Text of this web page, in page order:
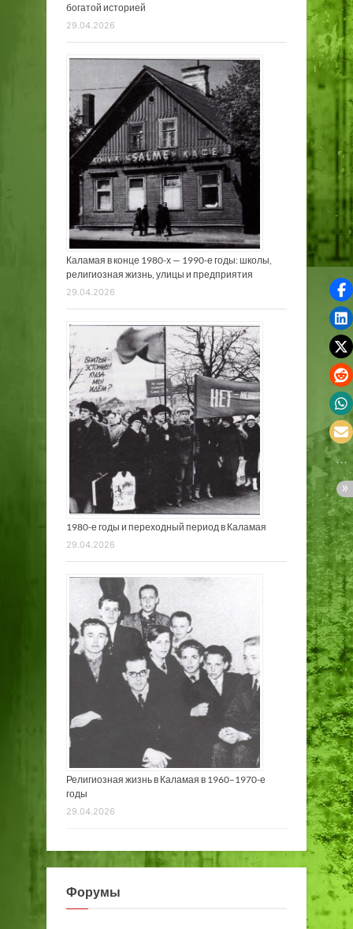
богатой историей
29.04.2026
Каламая в конце 1980-х — 1990-е годы: школы,
религиозная жизнь, улицы и предприятия
29.04.2026
1980-е годы и переходный период в Каламая
29.04.2026
Религиозная жизнь в Каламая в 1960–1970-е
годы
29.04.2026
Форумы